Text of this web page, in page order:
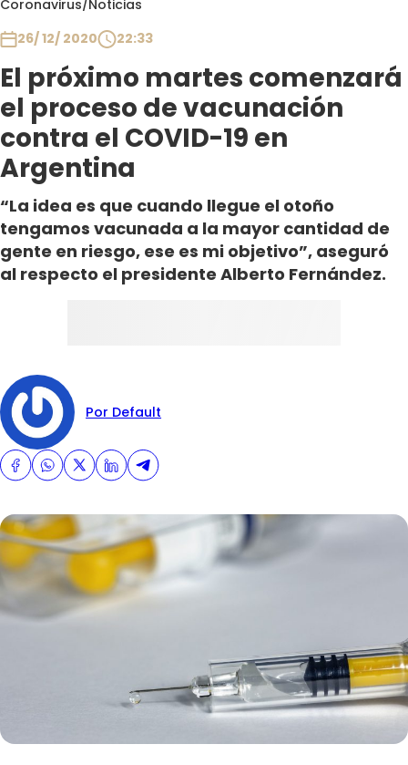
Coronavirus/Noticias
26/ 12/ 2020
22:33
El próximo martes comenzará
el proceso de vacunación
contra el COVID-19 en
Argentina
“La idea es que cuando llegue el otoño
tengamos vacunada a la mayor cantidad de
gente en riesgo, ese es mi objetivo”, aseguró
al respecto el presidente Alberto Fernández.
Por Default
Club De La Comedia
Contigo en Directo
Plan Perfecto
El Tiempo
Sabingo
Todos Los Programas